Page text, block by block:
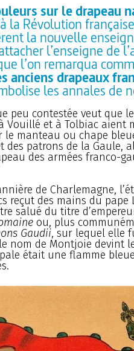
sur le drapeau
la Révolution
la nouvelle
l’enseigne de
l’on remarqua
anciens drapeaux
les annales de
peu contestée veut que
Vouillé et à Tolbiac aient
le manteau ou chape
des patrons de la Gaule,
des armées franco-
de Charlemagne,
reçut des mains du pape
salué du titre
ou, plus
Gaudii, sur lequel elle
nom de Montjoie devint
était une flamme